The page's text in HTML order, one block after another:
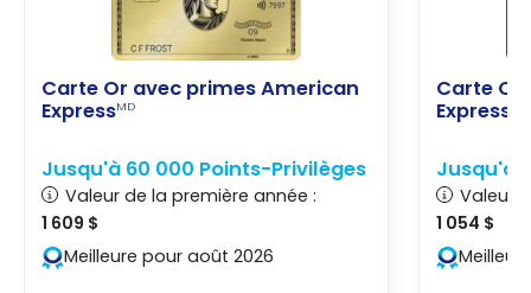
Carte Or avec primes American
ExpressMD
Jusqu'à 60 000 Points-Privilèges
Valeur de la première année :
1 609 $
Meilleure pour août 2026
Carte
Express
Jusqu'à
Valeur
1 054 $